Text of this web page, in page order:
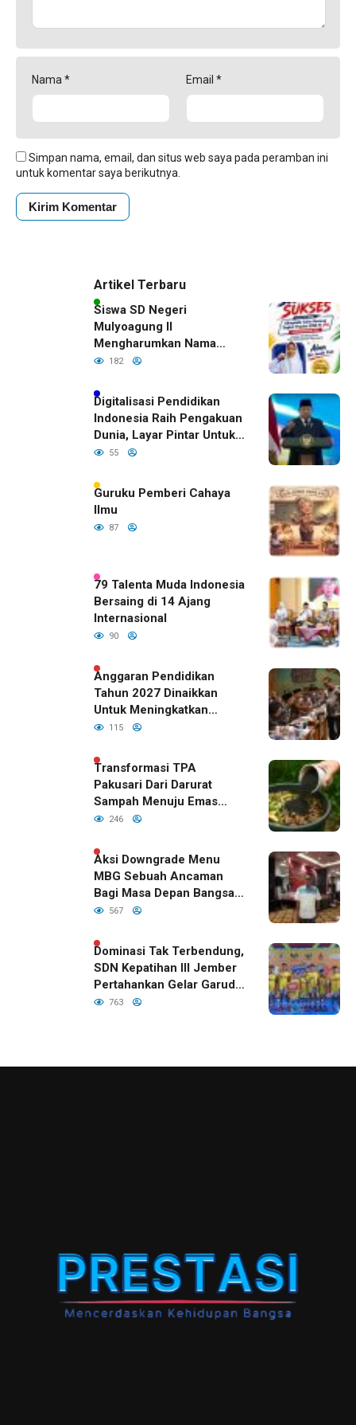
Nama * Email *
Simpan nama, email, dan situs web saya pada peramban ini
untuk komentar saya berikutnya.
Artikel Terbaru
Siswa SD Negeri
Mulyoagung II
Mengharumkan Nama
Bojonegoro Dengan
182
Digitalisasi Pendidikan
Indonesia Raih Pengakuan
Dunia, Layar Pintar Untuk
Semua Siswa
55
Guruku Pemberi Cahaya
Ilmu
87
79 Talenta Muda Indonesia
Bersaing di 14 Ajang
Internasional
90
Anggaran Pendidikan
Tahun 2027 Dinaikkan
Untuk Meningkatkan
Kualitas Anak Bangsa,
RI
115
Transformasi TPA
Pakusari Dari Darurat
Sampah Menuju Emas
Hijau di Era Kepemimpinan
246
Aksi Downgrade Menu
MBG Sebuah Ancaman
Bagi Masa Depan Bangsa
Indonesia
567
Dominasi Tak Terbendung,
SDN Kepatihan III Jember
Pertahankan Gelar Garuda
Cup 2026
763